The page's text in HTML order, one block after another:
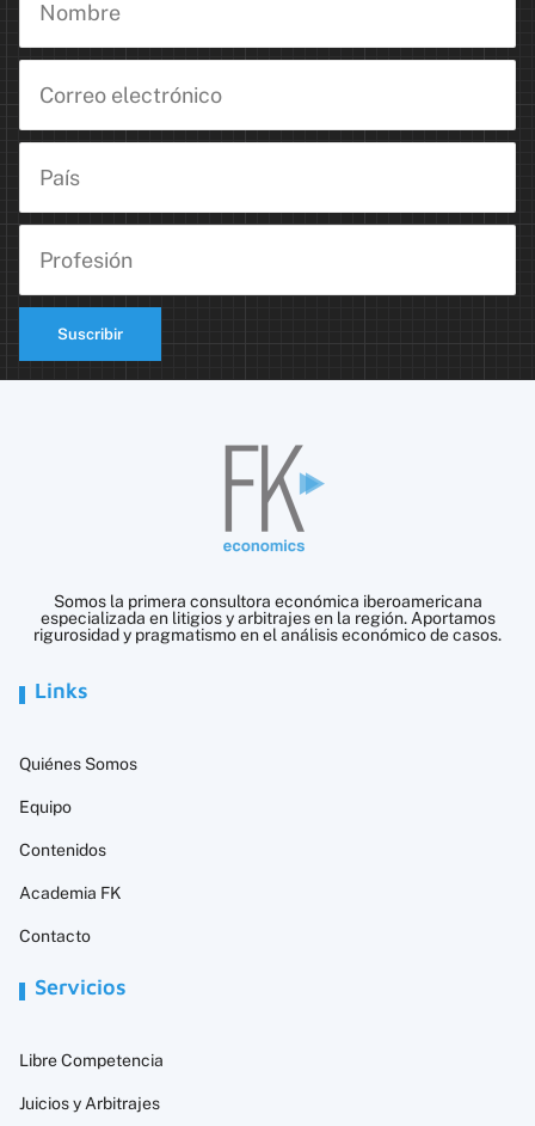
Suscribir
Somos la primera consultora económica iberoamericana
especializada en litigios y arbitrajes en la región. Aportamos
rigurosidad y pragmatismo en el análisis económico de casos.
Links
Quiénes Somos
Equipo
Contenidos
Academia FK
Contacto
Servicios
Libre Competencia
Juicios y Arbitrajes